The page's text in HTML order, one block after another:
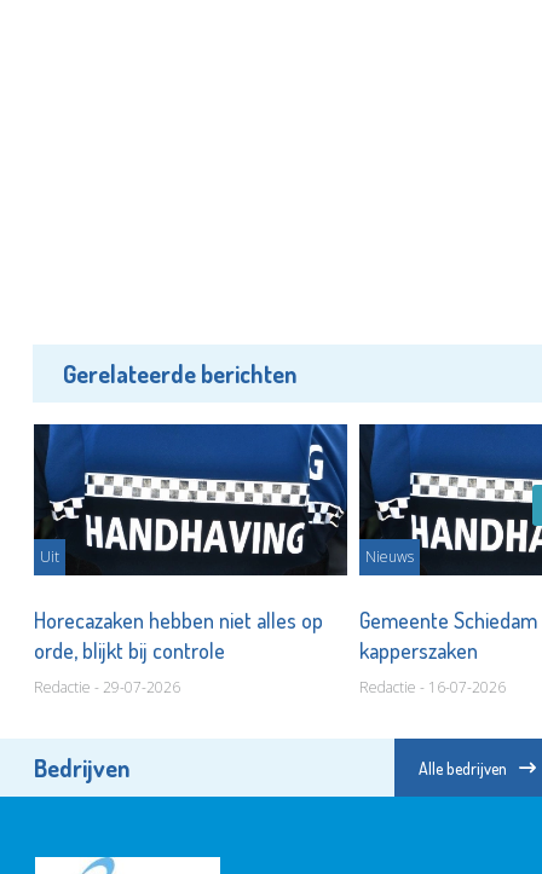
Gerelateerde berichten
Uit
Horecazaken hebben niet alles op
orde, blijkt bij controle
Redactie - 29-07-2026
Nieuws
Gemeente
kapperszaken
Redactie - 16-07-2026
Bedrijven Alle bedrijven